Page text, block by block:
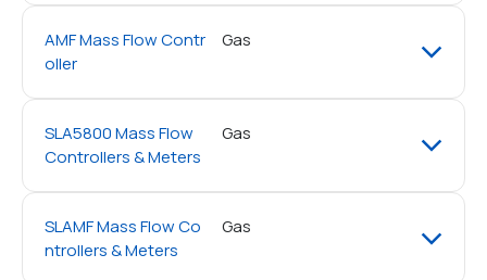
AMF Mass Flow Contr
oller
Gas
SLA5800 Mass Flow
Controllers & Meters
Gas
SLAMF Mass Flow Co
ntrollers & Meters
Gas